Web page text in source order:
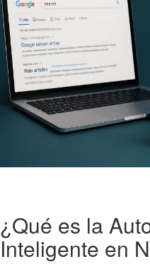
¿Qué es la
Inteligente en